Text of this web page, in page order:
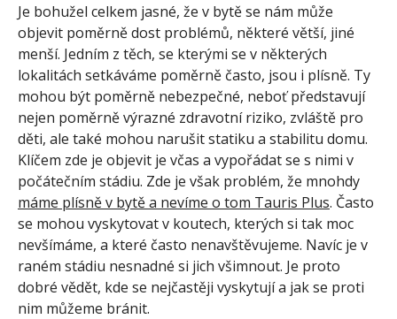
Je bohužel celkem jasné, že v bytě se nám může
objevit poměrně dost problémů, některé větší, jiné
menší. Jedním z těch, se kterými se v některých
lokalitách setkáváme poměrně často, jsou i plísně. Ty
mohou být poměrně nebezpečné, neboť představují
nejen poměrně výrazné zdravotní riziko, zvláště pro
děti, ale také mohou narušit statiku a stabilitu domu.
Klíčem zde je objevit je včas a vypořádat se s nimi v
počátečním stádiu. Zde je však problém, že mnohdy
máme plísně v bytě a nevíme o tom Tauris Plus. Často
se mohou vyskytovat v koutech, kterých si tak moc
nevšímáme, a které často nenavštěvujeme. Navíc je v
raném stádiu nesnadné si jich všimnout. Je proto
dobré vědět, kde se nejčastěji vyskytují a jak se proti
nim můžeme bránit.